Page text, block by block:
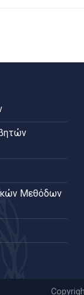
Μεθόδων